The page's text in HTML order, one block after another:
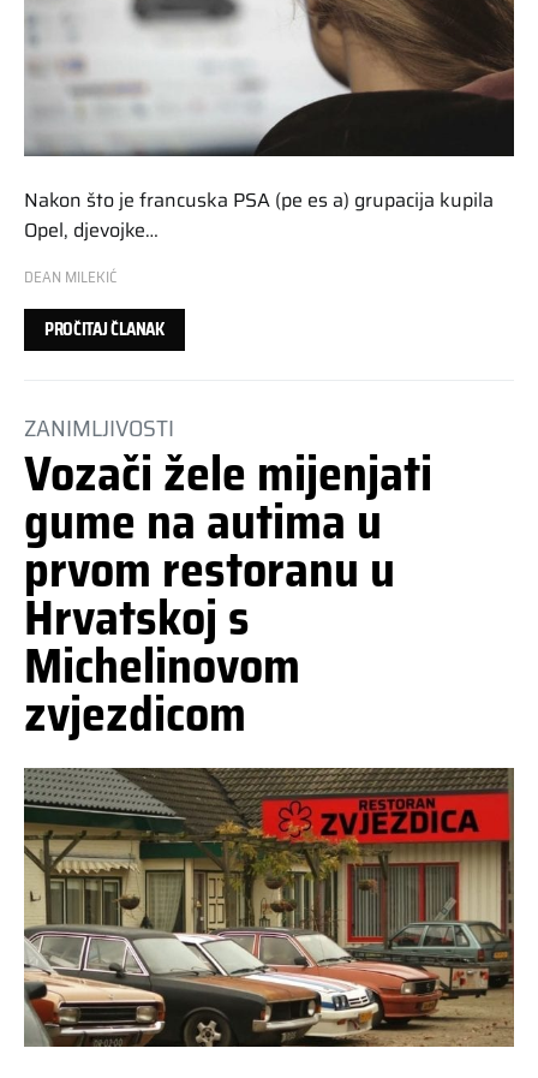
Nakon što je francuska PSA (pe es a) grupacija kupila
Opel, djevojke…
DEAN MILEKIĆ
PROČITAJ ČLANAK
ZANIMLJIVOSTI
Vozači žele mijenjati
gume na autima u
prvom restoranu u
Hrvatskoj s
Michelinovom
zvjezdicom